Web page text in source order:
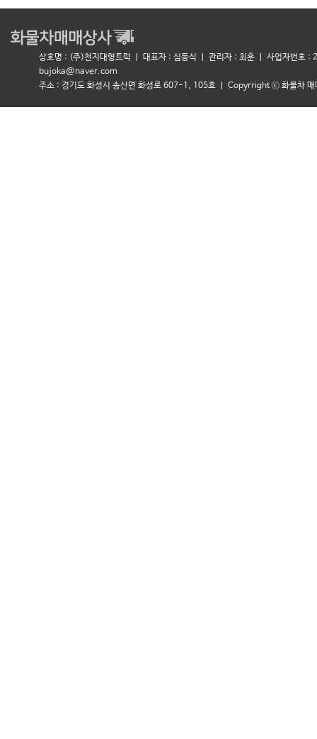
상호명 : (주)천지대형트럭 ㅣ 대표자 : 심동식 ㅣ 관리자 : 최훈 ㅣ 사업자번
bujoka@naver.com
주소 : 경기도 화성시 송산면 화성로 607-1, 105호 ㅣ Copyrright ⓒ 화물차